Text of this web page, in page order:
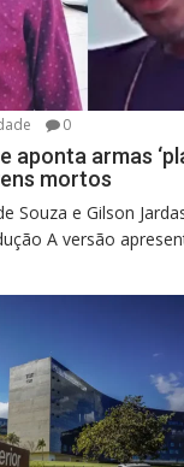
0
aponta armas
mortos
Souza e Gilson
A versão